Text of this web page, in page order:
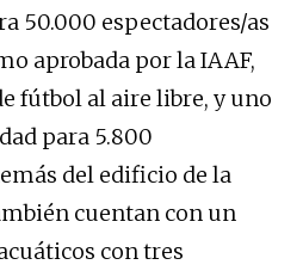
50.000 espectadores/as
aprobada por la IAAF,
fútbol al aire libre, y uno
para 5.800
del edificio de la
cuentan con un
con tres